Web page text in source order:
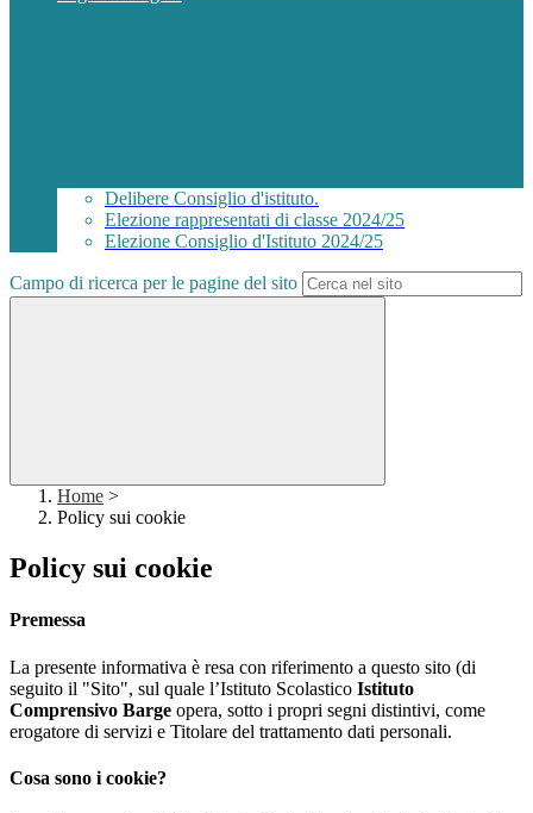
Delibere Consiglio d'istituto.
Elezione rappresentati di classe 2024/25
Elezione Consiglio d'Istituto 2024/25
Campo di ricerca per le pagine del sito
Home >
Policy sui cookie
Policy sui cookie
Premessa
La presente informativa è resa con riferimento a questo sito (di
seguito il "Sito", sul quale l’Istituto Scolastico Istituto
Comprensivo Barge opera, sotto i propri segni distintivi, come
erogatore di servizi e Titolare del trattamento dati personali.
Cosa sono i cookie?